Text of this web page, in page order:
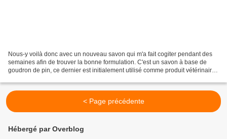
Nous-y voilà donc avec un nouveau savon qui m'a fait cogiter pendant des
semaines afin de trouver la bonne formulation. C'est un savon à base de
goudron de pin, ce dernier est initialement utilisé comme produit vétérinaire
< Page précédente
Hébergé par Overblog